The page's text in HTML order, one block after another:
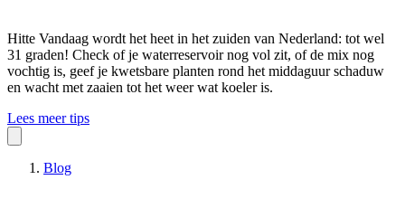
Hitte Vandaag wordt het heet in het zuiden van Nederland: tot wel
31 graden! Check of je waterreservoir nog vol zit, of de mix nog
vochtig is, geef je kwetsbare planten rond het middaguur schaduw
en wacht met zaaien tot het weer wat koeler is.
Lees meer tips
Blog